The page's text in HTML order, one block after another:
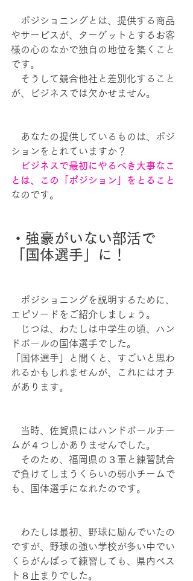
ポジショニングとは、提供する商品
やサービスが、ターゲットとするお客
様の心のなかで独自の地位を築くこと
です。
そうして競合他社と差別化すること
が、ビジネスでは欠かせません。
あなたの提供しているものは、ポジ
ションをとれていますか？
ビジネスで最初にやるべき大事なこ
とは、この「ポジション」をとること
なのです。
・強豪がいない部活で
「国体選手」に！
ポジショニングを説明するために、
エピソードをご紹介しましょう。
じつは、わたしは中学生の頃、ハン
ドボールの国体選手でした。
「国体選手」と聞くと、すごいと思わ
れるかもしれませんが、これにはオチ
があります。
当時、佐賀県にはハンドボールチー
ムが４つしかありませんでした。
そのため、福岡県の３軍と練習試合
で負けてしまうくらいの弱小チームで
も、国体選手になれたのです。
わたしは最初、野球に励んでいたの
ですが、野球の強い学校が多い中でい
くらがんばって練習しても、県内ベス
ト８止まりでした。